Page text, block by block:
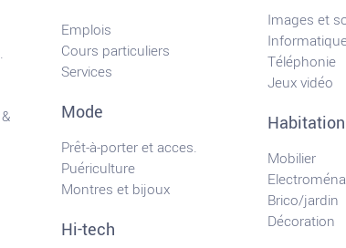
Emplois
Cours particuliers
Services
Mode
Prêt-à-porter et acces.
Puériculture
Montres et bijoux
Hi-tech
Images et
Téléphonie
Jeux vidéo
Habitation
Mobilier
Brico/jardin
Décoration